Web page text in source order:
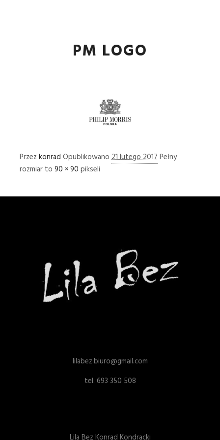
PM LOGO
Przez konrad Opublikowano 21 lutego 2017 Pełny
rozmiar to 90 × 90 pikseli
lilabez.biuro@gmail.com
tel. 693 350 508
Lila Bez Konrad Kondracki